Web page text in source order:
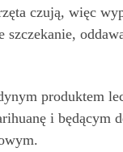
czują, więc
szczekanie,
produktem
i będącym